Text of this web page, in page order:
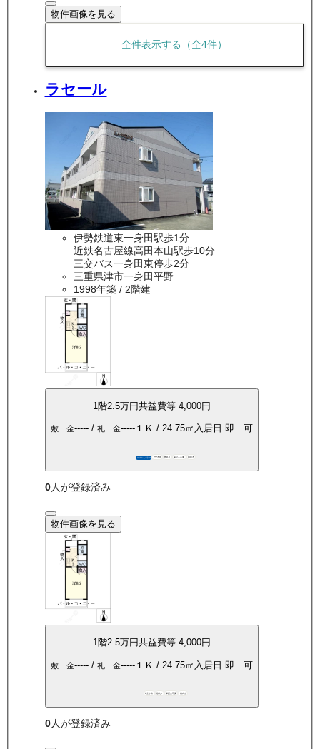
物件画像を見る
全件表示する（全4件）
ラセール
伊勢鉄道東一身田駅歩1分
近鉄名古屋線高田本山駅歩10分
三交バス一身田東停歩2分
三重県津市一身田平野
1998年築/ 2階建
1階2.5万円共益費等 4,000円
敷 金-----/ 礼 金-----１Ｋ / 24.75㎡ 入居日 即 可
360°パノラマ P空き有 敷礼0 保証人不要 南向き
0人が登録済み
物件画像を見る
1階2.5万円共益費等 4,000円
敷 金-----/ 礼 金-----１Ｋ / 24.75㎡ 入居日 即 可
P空き有 敷礼0 保証人不要 南向き
0人が登録済み